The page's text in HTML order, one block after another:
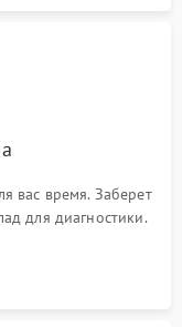
вас время. Заберет
для диагностики.